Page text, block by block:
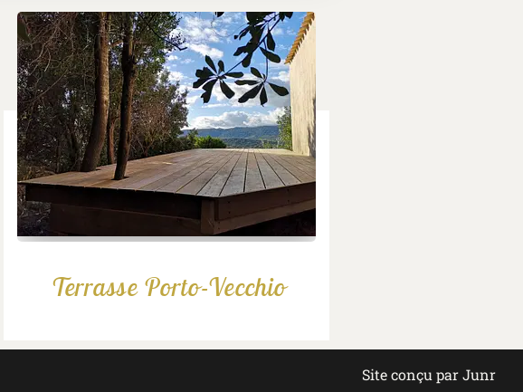
Terrasse Porto-Vecchio
Site conçu par Junr